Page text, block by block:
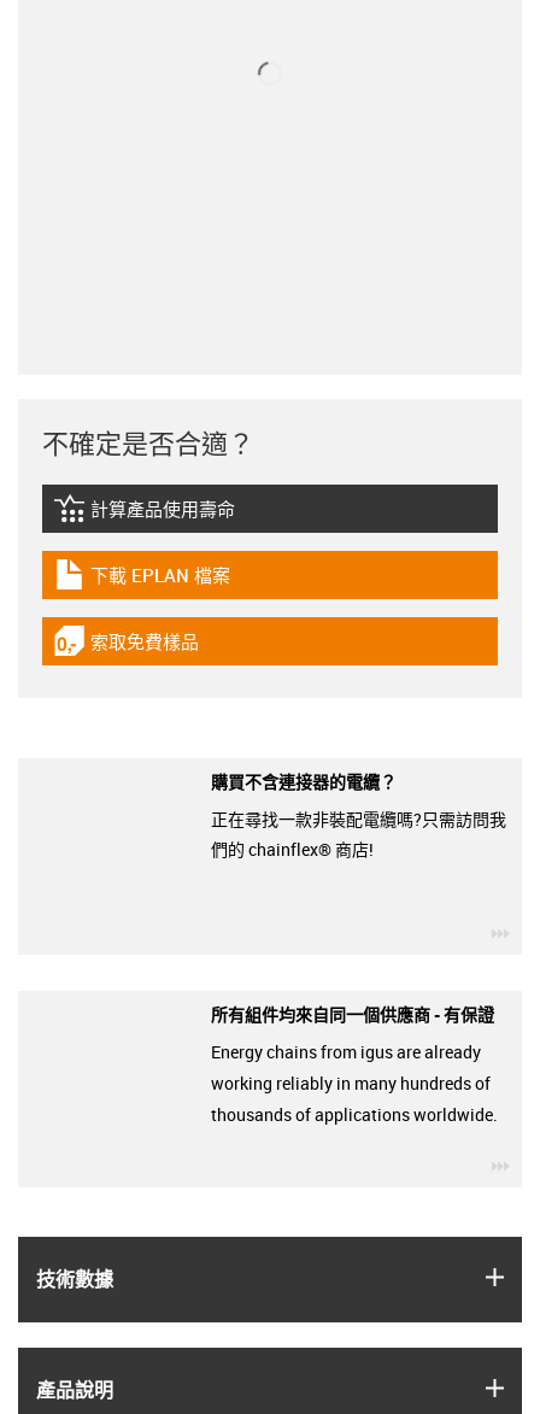
技術數據
產品說明
不確定是否合適？
igus-icon-lebensdauerrechner
計算產品使用壽命
igus-icon-download-plan
下載 EPLAN 檔案
igus-icon-gratismuster
索取免費樣品
購買不含連接器的電纜？
正在尋找一款非裝配電纜嗎?只需訪問我
們的 chainflex® 商店!
所有組件均來自同一個供應商 - 有保證
Energy chains from igus are already
working reliably in many hundreds of
thousands of applications worldwide.